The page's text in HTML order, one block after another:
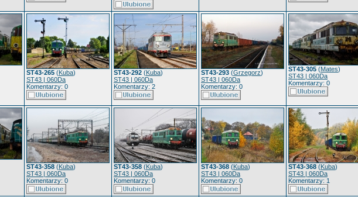
ST43-265 (Kuba)
ST43 | 060Da
Komentarzy: 0
ST43-292 (Kuba)
ST43 | 060Da
Komentarzy: 2
ST43-293 (Grzegorz)
ST43 | 060Da
Komentarzy: 0
ST43-305 (Mates)
ST43 | 060Da
Komentarzy: 0
ST43-358 (Kuba)
ST43 | 060Da
Komentarzy: 0
ST43-358 (Kuba)
ST43 | 060Da
Komentarzy: 0
ST43-368 (Kuba)
ST43 | 060Da
Komentarzy: 0
ST43-368 (Kuba)
ST43 | 060Da
Komentarzy: 1